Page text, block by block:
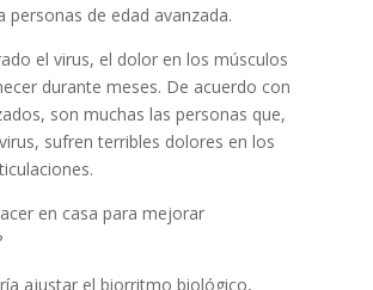
personas de edad avanzada.
el virus, el dolor en los músculos
durante meses. De acuerdo con
son muchas las personas que,
sufren terribles dolores en los
en casa para mejorar
ajustar el biorritmo biológico,